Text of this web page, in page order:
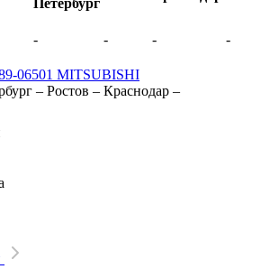
Петербург
- - - -
06501 MITSUBISHI
– Ростов – Краснодар –